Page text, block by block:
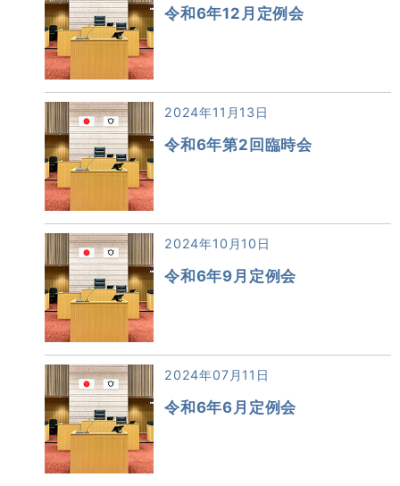
令和6年12月定例会
2024年11月13日
令和6年第2回臨時会
2024年10月10日
令和6年9月定例会
2024年07月11日
令和6年6月定例会